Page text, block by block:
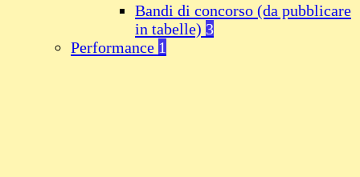
Bandi di concorso (da pubblicare
in tabelle) 3
Performance 1